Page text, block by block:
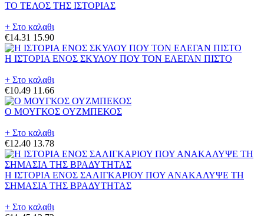
ΤΟ ΤΕΛΟΣ ΤΗΣ ΙΣΤΟΡΙΑΣ
+ Στο καλαθι
€14.31 15.90
Η ΙΣΤΟΡΙΑ ΕΝΟΣ ΣΚΥΛΟΥ ΠΟΥ ΤΟΝ ΕΛΕΓΑΝ ΠΙΣΤΟ
+ Στο καλαθι
€10.49 11.66
Ο ΜΟΥΓΚΟΣ ΟΥΖΜΠΕΚΟΣ
+ Στο καλαθι
€12.40 13.78
Η ΙΣΤΟΡΙΑ ΕΝΟΣ ΣΑΛΙΓΚΑΡΙΟΥ ΠΟΥ ΑΝΑΚΑΛΥΨΕ ΤΗ
ΣΗΜΑΣΙΑ ΤΗΣ ΒΡΑΔΥΤΗΤΑΣ
+ Στο καλαθι